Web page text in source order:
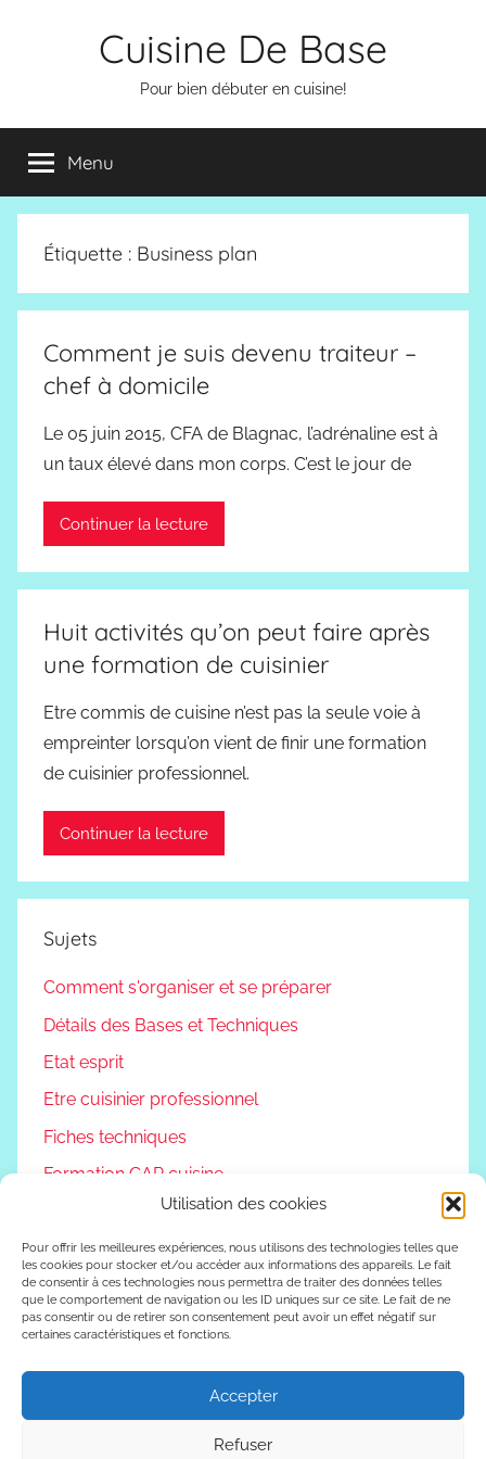
Utilisation des cookies
Pour offrir les meilleures expériences, nous utilisons des technologies telles que
les cookies pour stocker et/ou accéder aux informations des appareils. Le fait
de consentir à ces technologies nous permettra de traiter des données telles
que le comportement de navigation ou les ID uniques sur ce site. Le fait de ne
pas consentir ou de retirer son consentement peut avoir un effet négatif sur
certaines caractéristiques et fonctions.
Accepter
Refuser
Cuisine De Base
Pour bien débuter en cuisine!
Menu
Étiquette : Business plan
Comment je suis devenu traiteur –
chef à domicile
Le 05 juin 2015, CFA de Blagnac, l’adrénaline est à
un taux élevé dans mon corps. C’est le jour de
Continuer la lecture
Huit activités qu’on peut faire après
une formation de cuisinier
Etre commis de cuisine n’est pas la seule voie à
empreinter lorsqu’on vient de finir une formation
de cuisinier professionnel.
Continuer la lecture
Sujets
Comment s'organiser et se préparer
Détails des Bases et Techniques
Etat esprit
Etre cuisinier professionnel
Fiches techniques
Formation CAP cuisine
Podcast
Reconversion professionnelle
Vivre autrement